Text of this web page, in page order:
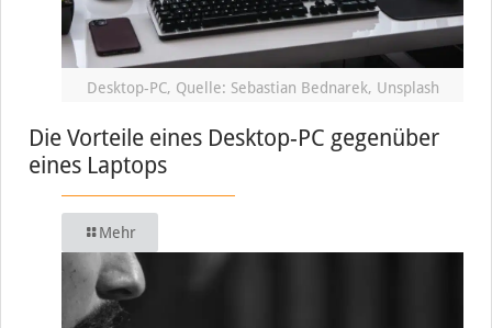
Desktop-PC, Quelle: Sebastian Bednarek, Unsplash
Die Vorteile eines Desktop-PC gegenüber
eines Laptops
Mehr